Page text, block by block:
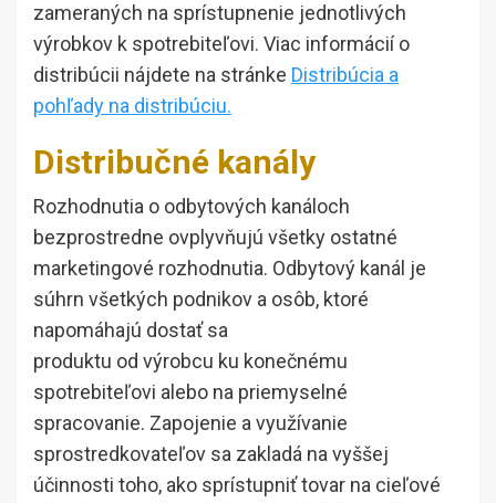
zameraných na sprístupnenie jednotlivých
výrobkov k spotrebiteľovi. Viac informácií o
distribúcii nájdete na stránke Distribúcia a
pohľady na distribúciu.
Distribučné kanály
Rozhodnutia o odbytových kanáloch
bezprostredne ovplyvňujú všetky ostatné
marketingové rozhodnutia. Odbytový kanál je
súhrn všetkých podnikov a osôb, ktoré
napomáhajú dostať sa
produktu od výrobcu ku konečnému
spotrebiteľovi alebo na priemyselné
spracovanie. Zapojenie a využívanie
sprostredkovateľov sa zakladá na vyššej
účinnosti toho, ako sprístupniť tovar na cieľové